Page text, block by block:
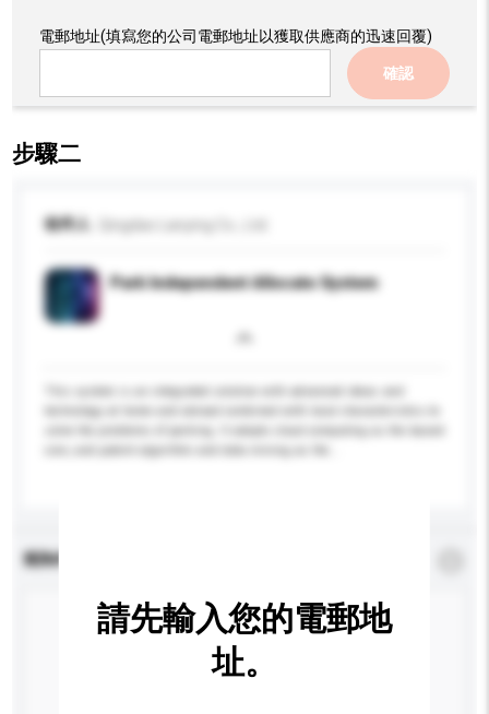
電郵地址(填寫您的公司電郵地址以獲取供應商的迅速回覆)
確認
步驟二
收件人
Park Independent Allocate System
查詢內容
請先輸入您的電郵地
址。